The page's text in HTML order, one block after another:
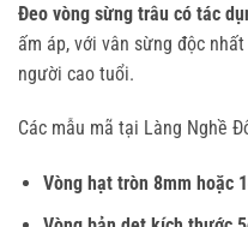
Đeo vòng sừng trâu có tác
ấm áp, với vân sừng độc
người cao tuổi.
Các mẫu mã tại Làng Nghề
Vòng hạt tròn 8mm hoặc